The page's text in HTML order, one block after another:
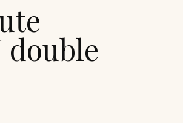
double